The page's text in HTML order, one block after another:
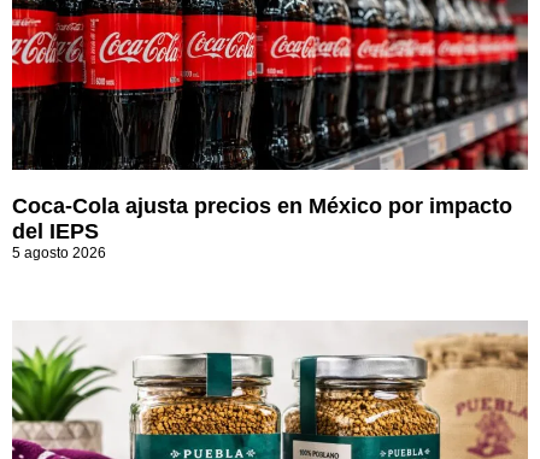
Coca-Cola ajusta precios en México por impacto
del IEPS
5 agosto 2026